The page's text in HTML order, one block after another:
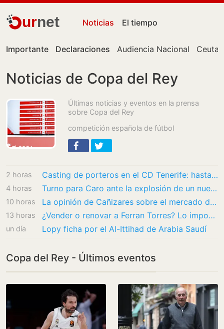
urnet Noticias El tiempo
Importante Declaraciones Audiencia Nacional Ceuta
Noticias de Copa del Rey
Últimas noticias y eventos en la prensa
sobre Copa del Rey
competición española de fútbol
2 horas Casting de porteros en el CD Tenerife: hasta cuatro opciones para ser el segundo de Dani…
4 horas Turno para Caro ante la explosión de un nuevo ‘caso Valles’ en la UD Las Palmas
10 horas La opinión de Cañizares sobre el mercado del Valencia CF: ‘No hay un proyecto’
13 horas ¿Vender o renovar a Ferran Torres? Lo importante es valorarlo
un día Lopy ficha por el Al-Ittihad de Arabia Saudí
Copa del Rey - Últimos eventos